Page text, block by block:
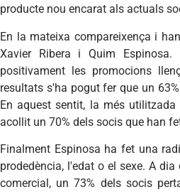
producte nou encarat als actuals
En la mateixa compareixença i
Xavier Ribera i Quim
positivament les promocions
resultats s'ha pogut fer que un
En aquest sentit, la més
acollit un 70% dels socis que han
Finalment Espinosa ha fet una
prodedència, l'edat o el sexe. A
comercial, un 73% dels socis